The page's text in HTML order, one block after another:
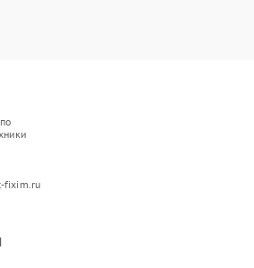
fixim.ru